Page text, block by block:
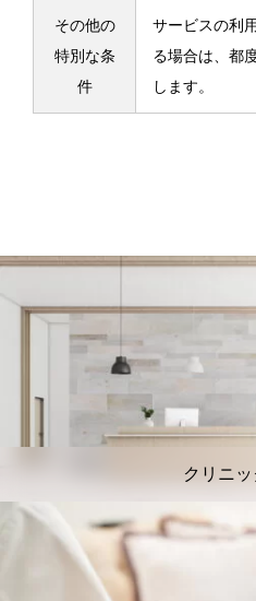
その他の
特別な条
件
サービスの利
る場合は、都
します。
クリニ